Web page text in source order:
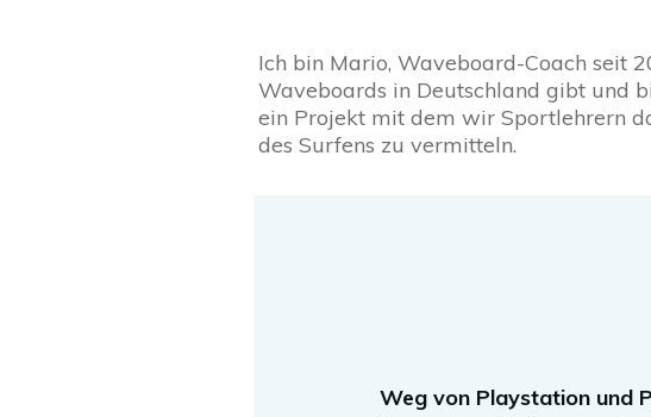
Ich bin Mario, Waveboard-Coach seit
Waveboards in Deutschland gibt und
ein Projekt mit dem wir Sportlehrern
des Surfens zu vermitteln.
Weg von Playstation und